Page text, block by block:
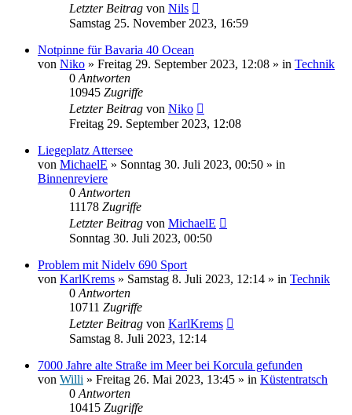
Letzter Beitrag von Nils
Samstag 25. November 2023, 16:59
Notpinne für Bavaria 40 Ocean
von Niko » Freitag 29. September 2023, 12:08 » in Technik
0 Antworten
10945 Zugriffe
Letzter Beitrag von Niko
Freitag 29. September 2023, 12:08
Liegeplatz Attersee
von MichaelE » Sonntag 30. Juli 2023, 00:50 » in
Binnenreviere
0 Antworten
11178 Zugriffe
Letzter Beitrag von MichaelE
Sonntag 30. Juli 2023, 00:50
Problem mit Nidelv 690 Sport
von KarlKrems » Samstag 8. Juli 2023, 12:14 » in Technik
0 Antworten
10711 Zugriffe
Letzter Beitrag von KarlKrems
Samstag 8. Juli 2023, 12:14
7000 Jahre alte Straße im Meer bei Korcula gefunden
von Willi » Freitag 26. Mai 2023, 13:45 » in Küstentratsch
0 Antworten
10415 Zugriffe